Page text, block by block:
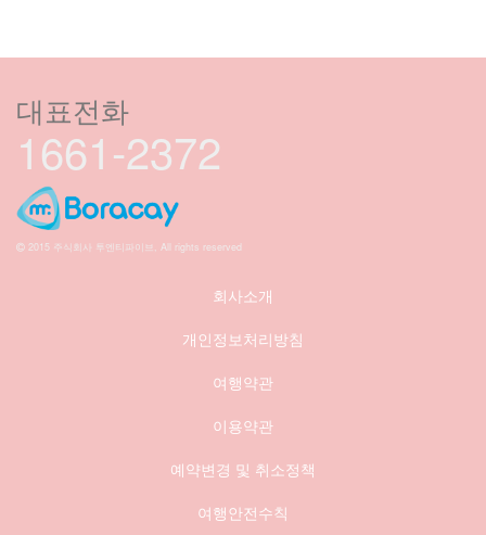
대표전화
1661-2372
2015 주식회사 투엔티파이브, All rights reserved
회사소개
개인정보처리방침
여행약관
이용약관
예약변경 및 취소정책
여행안전수칙